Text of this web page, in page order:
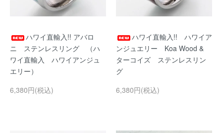
ハワイ直輸入!! アバロ
ニ ステンレスリング （ハ
ワイ直輸入 ハワイアンジュ
エリー）
6,380円(税込)
ハワイ直輸入!! ハワイア
ンジュエリー Koa Wood &
ターコイズ ステンレスリン
グ
6,380円(税込)